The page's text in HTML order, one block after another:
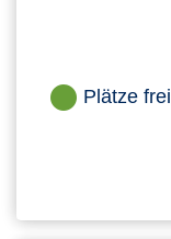
Plätze frei